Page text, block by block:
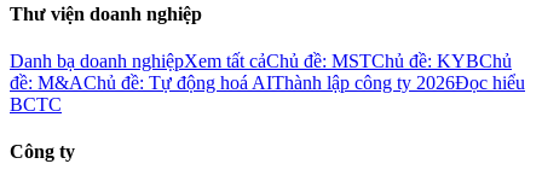
Thư viện doanh nghiệp
Danh bạ doanh nghiệpXem tất cảChủ đề: MSTChủ đề: KYBChủ
đề: M&AChủ đề: Tự động hoá AIThành lập công ty 2026Đọc hiểu
BCTC
Công ty